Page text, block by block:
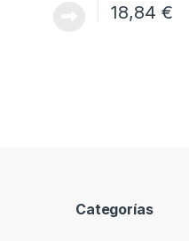
18,84 €
Categorías